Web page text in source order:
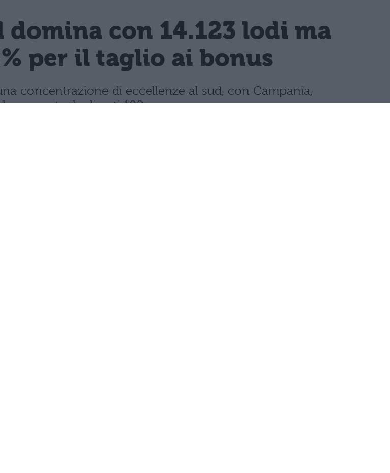
con 14.123 lodi ma
per il taglio ai bonus
concentrazione di eccellenze al sud, con Campania,
percentuale di voti 100.